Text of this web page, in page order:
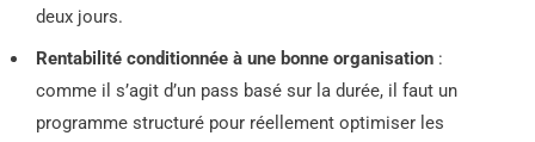
deux jours.
Rentabilité conditionnée à une bonne organisation :
comme il s’agit d’un pass basé sur la durée, il faut un
programme structuré pour réellement optimiser les